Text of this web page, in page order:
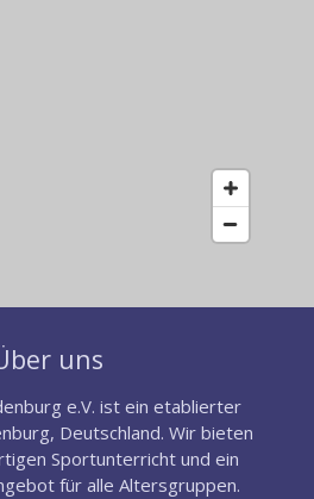
uns
e.V. ist ein etablierter
Deutschland. Wir bieten
Sportunterricht und ein
für alle Altersgruppen.